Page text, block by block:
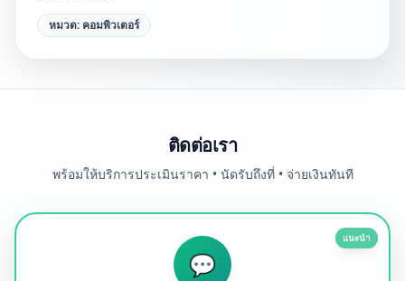
หมวด: คอมพิวเตอร์
ติดต่อเรา
พร้อมให้บริการประเมินราคา • นัดรับถึงที่ • จ่ายเงินทันที
แนะนำ
💬